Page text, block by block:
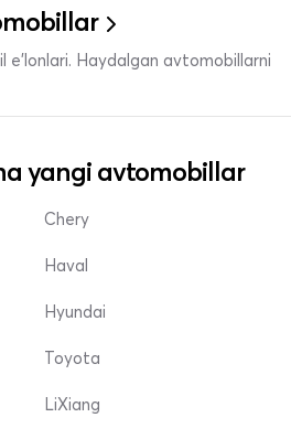
Haydalgan avtomobillarni
yangi avtomobillar
Chery
Haval
Hyundai
Toyota
LiXiang